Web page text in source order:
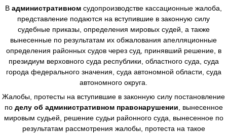
В административном судопроизводстве кассационные жалоба,
представление подаются на вступившие в законную силу
судебные приказы, определения мировых судей, а также
вынесенные по результатам их обжалования апелляционные
определения районных судов через суд, принявший решение, в
президиум верховного суда республики, областного суда, суда
города федерального значения, суда автономной области, суда
автономного округа.
Жалобы, протесты на вступившие в законную силу постановление
по делу об административном правонарушении , вынесенное
мировым судьей, решение судьи районного суда, вынесенное по
результатам рассмотрения жалобы, протеста на такое